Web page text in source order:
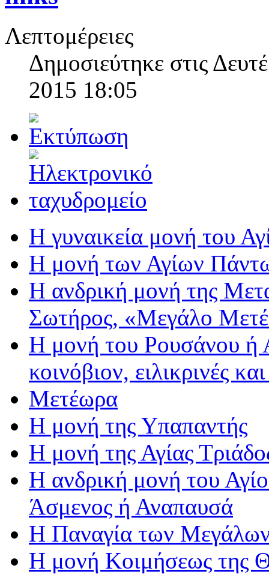
Λεπτομέρειες
Δημοσιεύτηκε στις
2015 18:05
Η γυναικεία μονή του
Η μονή των Αγίων
Η ανδρική μονή της
Σωτήρος, «Μεγάλο
Η μονή του Ρουσάνου ή
κοινόβιον, ειλικρινές
Μετέωρα
Η μονή της Υπαπαντής
Η μονή της Αγίας
Η ανδρική μονή του
Άσμενος ή Αναπαυσά
Η Παναγία των
Η μονή Κοιμήσεως της